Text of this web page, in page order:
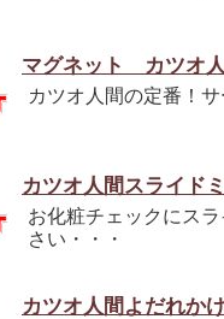
マグネット カツオ
カツオ人間の定番！
カツオ人間スライド
お化粧チェックにス
さい・・・
カツオ人間よだれか